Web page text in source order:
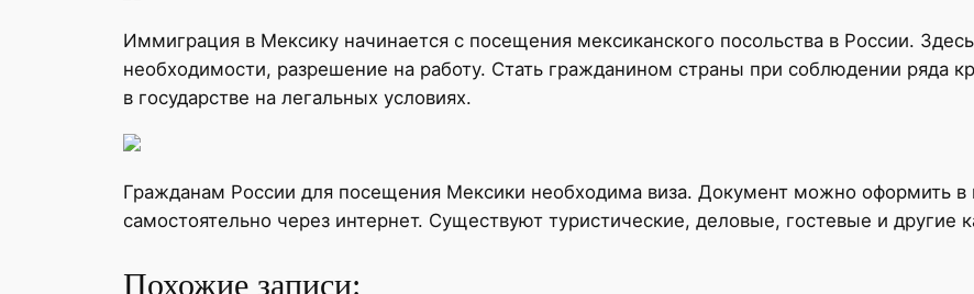
Иммиграция в Мексику начинается с посещения мексиканского посольства в России.
необходимости, разрешение на работу. Стать гражданином страны при соблюдении ряда
в государстве на легальных условиях.
Гражданам России для посещения Мексики необходима виза. Документ можно оформить в
самостоятельно через интернет. Существуют туристические, деловые, гостевые и другие
Похожие записи: